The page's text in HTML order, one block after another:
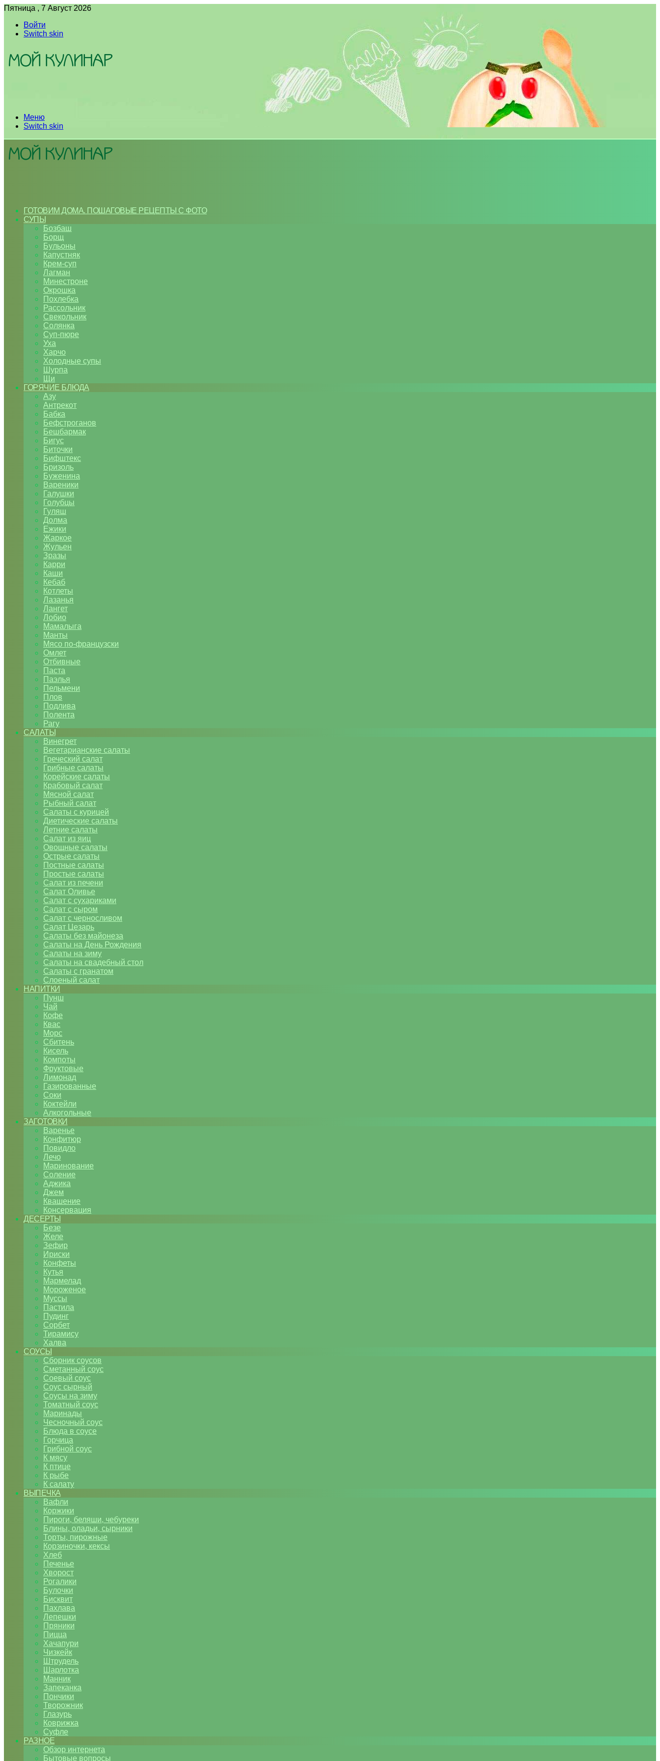
Пятница , 7 Август 2026
Войти
Switch skin
Меню
Switch skin
ГОТОВИМ ДОМА. ПОШАГОВЫЕ РЕЦЕПТЫ С ФОТО
СУПЫ
Бозбаш
Борщ
Бульоны
Капустняк
Крем-суп
Лагман
Минестроне
Окрошка
Похлебка
Рассольник
Свекольник
Солянка
Суп-пюре
Уха
Харчо
Холодные супы
Шурпа
Щи
ГОРЯЧИЕ БЛЮДА
Азу
Антрекот
Бабка
Бефстроганов
Бешбармак
Бигус
Биточки
Бифштекс
Бризоль
Буженина
Вареники
Галушки
Голубцы
Гуляш
Долма
Ежики
Жаркое
Жульен
Зразы
Карри
Каши
Кебаб
Котлеты
Лазанья
Лангет
Лобио
Мамалыга
Манты
Мясо по-французски
Омлет
Отбивные
Паста
Паэлья
Пельмени
Плов
Подлива
Полента
Рагу
САЛАТЫ
Винегрет
Вегетарианские салаты
Греческий салат
Грибные салаты
Корейские салаты
Крабовый салат
Мясной салат
Рыбный салат
Салаты с курицей
Диетические салаты
Летние салаты
Салат из яиц
Овощные салаты
Острые салаты
Постные салаты
Простые салаты
Салат из печени
Салат Оливье
Салат с сухариками
Салат с сыром
Салат с черносливом
Салат Цезарь
Салаты без майонеза
Салаты на День Рождения
Салаты на зиму
Салаты на свадебный стол
Салаты с гранатом
Слоеный салат
НАПИТКИ
Пунш
Чай
Кофе
Квас
Морс
Сбитень
Кисель
Компоты
Фруктовые
Лимонад
Газированные
Соки
Коктейли
Алкогольные
ЗАГОТОВКИ
Варенье
Конфитюр
Повидло
Лечо
Маринование
Соление
Аджика
Джем
Квашение
Консервация
ДЕСЕРТЫ
Безе
Желе
Зефир
Ириски
Конфеты
Кутья
Мармелад
Мороженое
Муссы
Пастила
Пудинг
Сорбет
Тирамису
Халва
СОУСЫ
Сборник соусов
Сметанный соус
Соевый соус
Соус сырный
Соусы на зиму
Томатный соус
Маринады
Чесночный соус
Блюда в соусе
Горчица
Грибной соус
К мясу
К птице
К рыбе
К салату
ВЫПЕЧКА
Вафли
Коржики
Пироги, беляши, чебуреки
Блины, оладьи, сырники
Торты, пирожные
Корзиночки, кексы
Хлеб
Печенье
Хворост
Рогалики
Булочки
Бисквит
Пахлава
Лепешки
Пряники
Пицца
Хачапури
Чизкейк
Штрудель
Шарлотка
Манник
Запеканка
Пончики
Творожник
Глазурь
Коврижка
Суфле
РАЗНОЕ
Обзор интернета
Бытовые вопросы